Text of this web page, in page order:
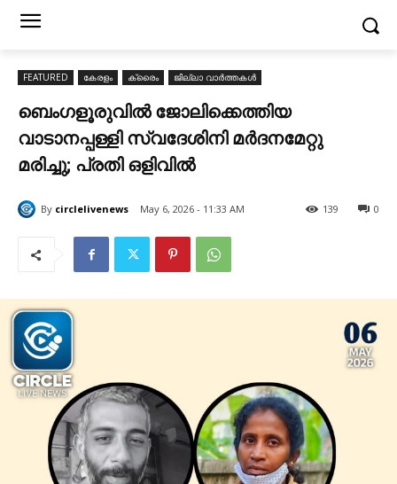
FEATURED കേരളം ക്രൈം ജില്ലാ വാർത്തകൾ
ബെംഗളൂരുവിൽ ജോലിക്കെത്തിയ
വാടാനപ്പള്ളി സ്വദേശിനി മർദനമേറ്റു
മരിച്ചു; പ്രതി ഒളിവിൽ
By circlelivenews May 6, 2026 - 11:33 AM 0
139